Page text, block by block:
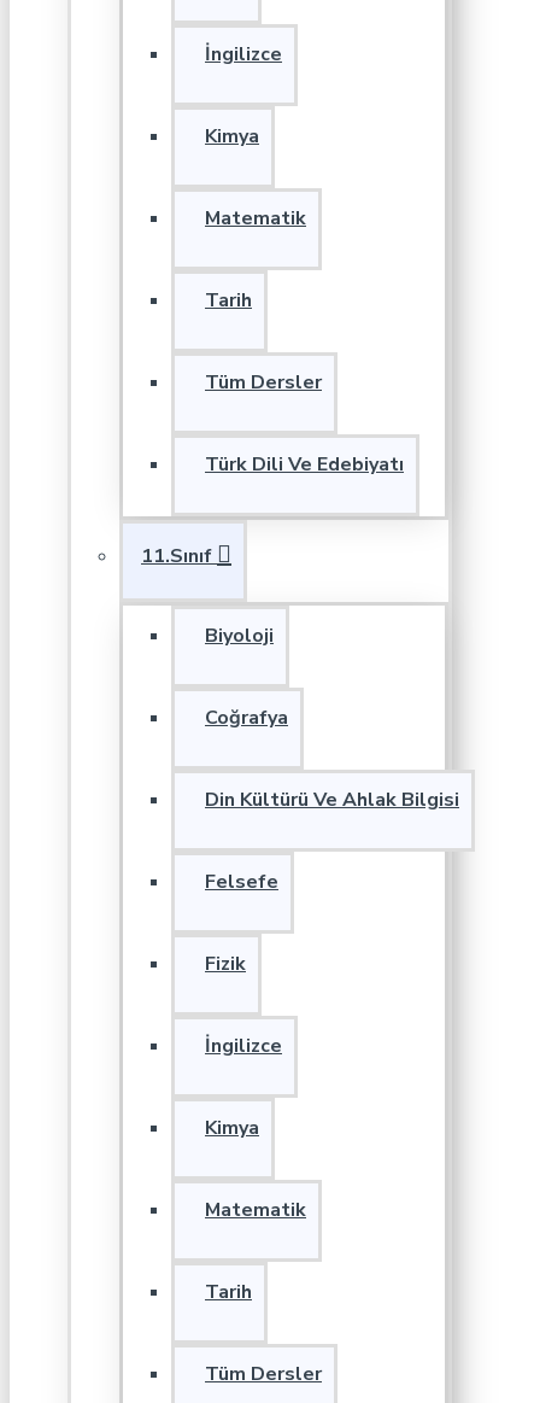
İngilizce
Kimya
Matematik
Tarih
Tüm Dersler
Türk Dili Ve Edebiyatı
11.Sınıf
Biyoloji
Coğrafya
Din Kültürü Ve Ahlak Bilgisi
Felsefe
Fizik
İngilizce
Kimya
Matematik
Tarih
Tüm Dersler